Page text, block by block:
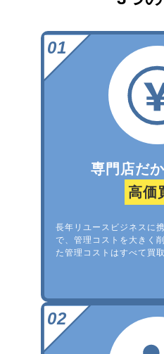
専門店だ
高価
長年リユースビジネスに
で、管理コストを大きく
た管理コストはすべて買